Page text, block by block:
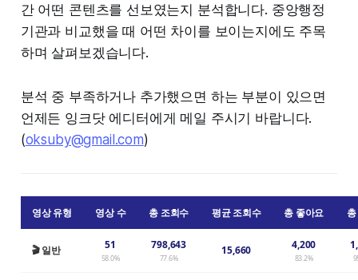
간 어떤 콘텐츠를 선보였는지 분석합니다. 중앙행정
기관과 비교했을 때 어떤 차이를 보이는지에도 주목
하며 살펴보겠습니다.
분석 중 부족하거나 추가했으면 하는 부분이 있으면
언제든 잉크닷 에디터에게 메일 주시기 바랍니다.
(oksuby@gmail.com)
영상 유형 영상 수 총 조회수 평균 조회수 총 좋아요
🎬 일반 51
58.0%
798,643
77.6%
15,660 4,200
83.2%